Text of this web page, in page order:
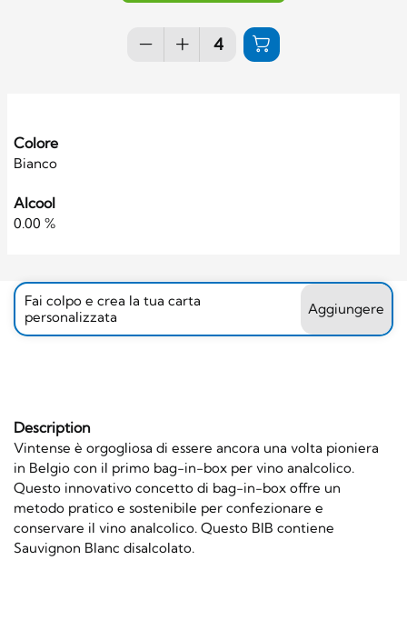
Colore
Bianco
Alcool
0.00 %
Fai colpo e crea la tua carta
personalizzata
Aggiungere
Description
Vintense è orgogliosa di essere ancora una volta pioniera
in Belgio con il primo bag-in-box per vino analcolico.
Questo innovativo concetto di bag-in-box offre un
metodo pratico e sostenibile per confezionare e
conservare il vino analcolico. Questo BIB contiene
Sauvignon Blanc disalcolato.